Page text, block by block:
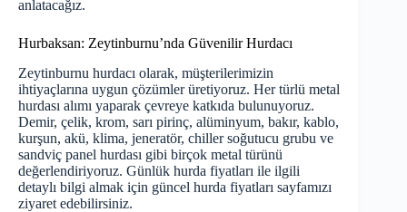
anlatacağız.
Hurbaksan: Zeytinburnu’nda Güvenilir Hurdacı
Zeytinburnu hurdacı olarak, müşterilerimizin
ihtiyaçlarına uygun çözümler üretiyoruz. Her türlü metal
hurdası alımı yaparak çevreye katkıda bulunuyoruz.
Demir, çelik, krom, sarı pirinç, alüminyum, bakır, kablo,
kurşun, akü, klima, jeneratör, chiller soğutucu grubu ve
sandviç panel hurdası gibi birçok metal türünü
değerlendiriyoruz. Günlük hurda fiyatları ile ilgili
detaylı bilgi almak için güncel hurda fiyatları sayfamızı
ziyaret edebilirsiniz.